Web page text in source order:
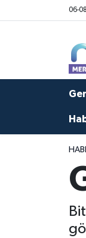
06-
Ekonomi
Haberde
Mersin
Mersin
Tüm
Son